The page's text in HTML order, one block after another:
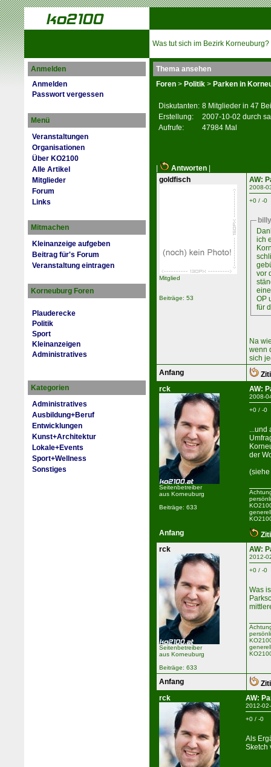
Was tut sich im Bezirk Korneuburg?
Anmelden
Anmelden
Passwort vergessen
Menü
Veranstaltungen
Organisationen
Über KO2100
Alle Artikel
Mitglieder
Forum
Links
Mitmachen
Kleinanzeige aufgeben
Beitrag für's Forum
Veranstaltung eintragen
Korneuburg Foren
Plauderecke
Politik
Sport
Kleinanzeigen
Administratives
Kategorien
Administratives
Ausbildung+Beruf
Entwicklungen
Kunst+Architektur
Lokale+Events
Sport+Wellness
Sonstiges
Thema ansehen
Foren > Politik > Parken in
Diskutanten: 8 Mitglieder in 47
Erstellung:
2007-10-02 durch
Aufrufe:
47984 Mal
Antworten
goldfisch
Mitglied
Beiträge: 53
AW:
2008-
+0 / -0
ich
vor
OP
für
Na
wenn
sich
Anfang
rck
Seitenbetreiber
aus Korneuburg
Beiträge: 633
AW:
2008-
+0 / -0
...und
der
(siehe
Anfang
rck
Seitenbetreiber
aus Korneuburg
Beiträge: 633
AW:
2012-
+0 / -0
Was
Anfang
rck
AW:
2012-
+0 / -0
Als
Sketch